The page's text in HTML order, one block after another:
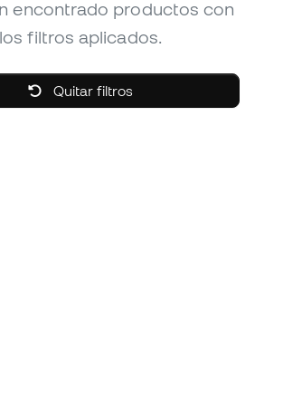
encontrado productos con
los filtros aplicados.
Quitar filtros